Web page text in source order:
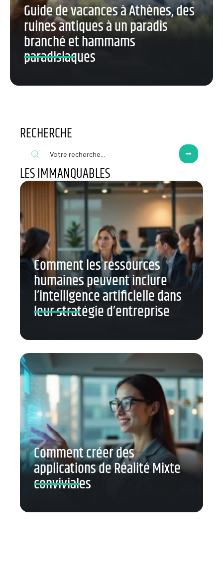
Guide de vacances à Athènes, des
ruines antiques à un paradis
branché et hammams
paradisiaques
RECHERCHE
LES IMMANQUABLES
Comment les ressources
humaines peuvent inclure
l’intelligence artificielle dans
leur stratégie d’entreprise
Comment créer des
applications de Réalité Mixte
conviviales